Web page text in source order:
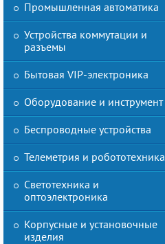
Промышленная автоматика
Устройства коммутации и
разъемы
Бытовая VIP-электроника
Оборудование и инструмент
Беспроводные устройства
Телеметрия и робототехника
Светотехника и
оптоэлектроника
Корпусные и установочные
изделия